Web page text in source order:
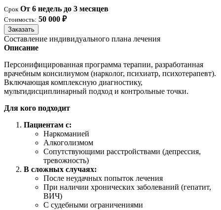
Срок От 6 недель до 3 месяцев
Стоимость: 50 000 ₽
Заказать
Составление индивидуального плана лечения
Описание
Персонифицированная программа терапии, разработанная
врачебным консилиумом (нарколог, психиатр, психотерапевт).
Включающая комплексную диагностику,
мультидисциплинарный подход и контрольные точки.
Для кого подходит
Пациентам с:
Наркоманией
Алкоголизмом
Сопутствующими расстройствами (депрессия,
тревожность)
В сложных случаях:
После неудачных попыток лечения
При наличии хронических заболеваний (гепатит,
ВИЧ)
С судебными ограничениями